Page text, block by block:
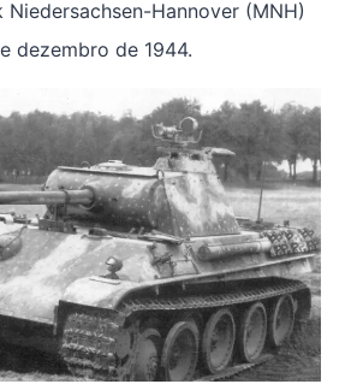
Niedersachsen-Hannover (MNH)
dezembro de 1944.